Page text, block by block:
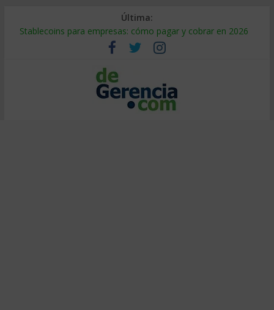
Última:
Stablecoins para empresas: cómo pagar y cobrar en 2026
Despido silencioso: qué es y por qué sale tan caro
IA en selección de personal: cómo auditarla a tiempo
Trabajo forzoso en la cadena de suministro: qué hacer
Mercado hispano de EE. UU.: cómo segmentarlo y venderle